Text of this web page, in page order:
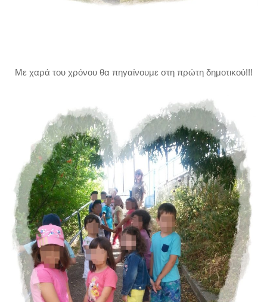
Με χαρά του χρόνου θα πηγαίνουμε στη πρώτη δημοτικού!!!